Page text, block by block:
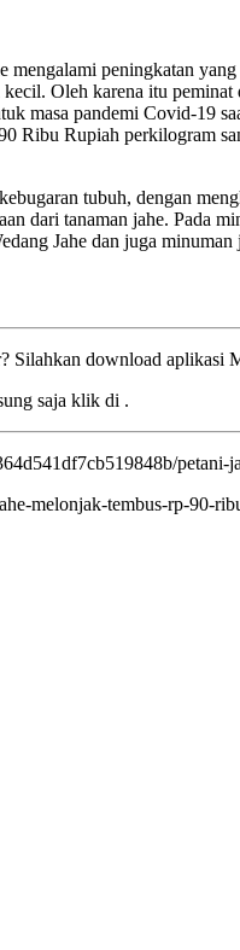
mengalami peningkatan
Oleh karena itu
masa pandemi Covid-19
Rupiah perkilogram
tubuh, dengan
dari tanaman jahe. Pada
Jahe dan juga
Silahkan download aplikasi
saja klik di .
melonjak-tembus-rp-90-